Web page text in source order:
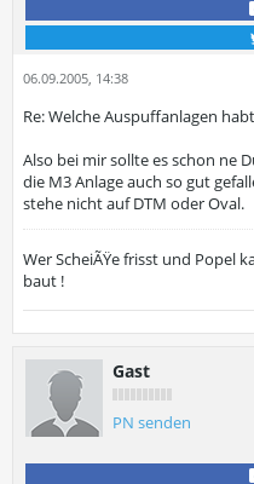
06.09.2005, 14:38
Re: Welche Auspuffanlagen
Also bei mir sollte es schon ne
die M3 Anlage auch so gut
stehe nicht auf DTM oder Oval.
Wer ScheiÃŸe frisst und Popel
baut !
Gast
PN senden